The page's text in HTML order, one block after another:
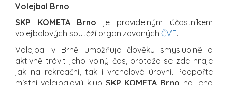
Volejbal Brno
SKP KOMETA Brno je pravidelným účastníkem
volejbalových soutěží organizovaných ČVF.
Volejbal v Brně umožňuje člověku smysluplně a
aktivně trávit jeho volný čas, protože se zde hraje
jak na rekreační, tak i vrcholové úrovni. Podpořte
místní volejbalový klub SKP KOMETA Brno na jeho